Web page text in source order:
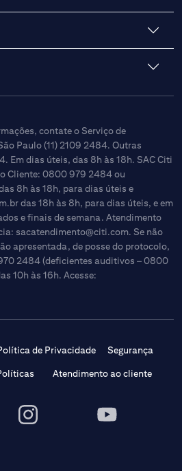
contate o Serviço de
Paulo (11) 2109 2484. Outras
Em dias úteis, das 8h às 18h. SAC Citi
Cliente: 0800 979 2484 ou
8h às 18h, para dias úteis e
das 18h às 8h, para dias úteis, e em
e finais de semana. Atendimento
sacatendimento@citi.com. Se não
apresentada, de posse do protocolo,
2484 (deficientes auditivos – 0800
10h às 16h. Acesse:
de Privacidade Segurança
Atendimento ao cliente